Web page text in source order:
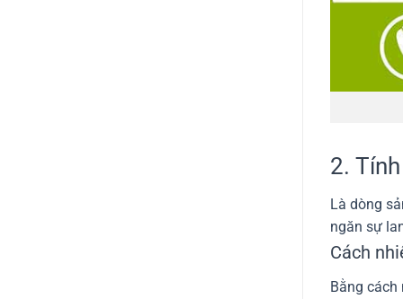
2.
Là dòng
ngăn sự
Cách
Bằng cách